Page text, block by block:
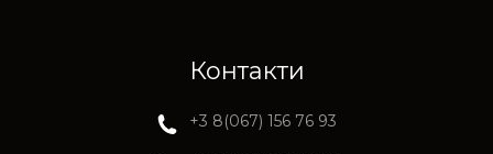
Контакти
+3 8(067) 156 76 93